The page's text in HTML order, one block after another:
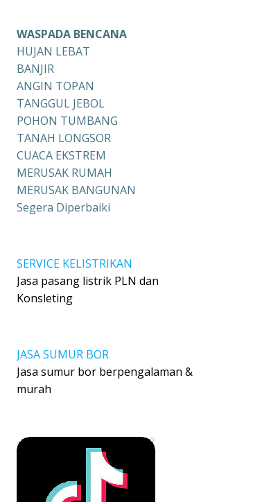
WASPADA BENCANA
HUJAN LEBAT
BANJIR
ANGIN TOPAN
TANGGUL JEBOL
POHON TUMBANG
TANAH LONGSOR
CUACA EKSTREM
MERUSAK RUMAH
MERUSAK BANGUNAN
Segera Diperbaiki
SERVICE KELISTRIKAN
Jasa pasang listrik PLN dan
Konsleting
JASA SUMUR BOR
Jasa sumur bor berpengalaman &
murah